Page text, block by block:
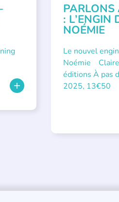
: L’ENGIN
NOÉMIE
Le nouvel
Noémie
éditions À pas
2025, 13€50